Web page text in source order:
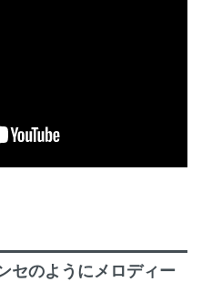
セのようにメロディー